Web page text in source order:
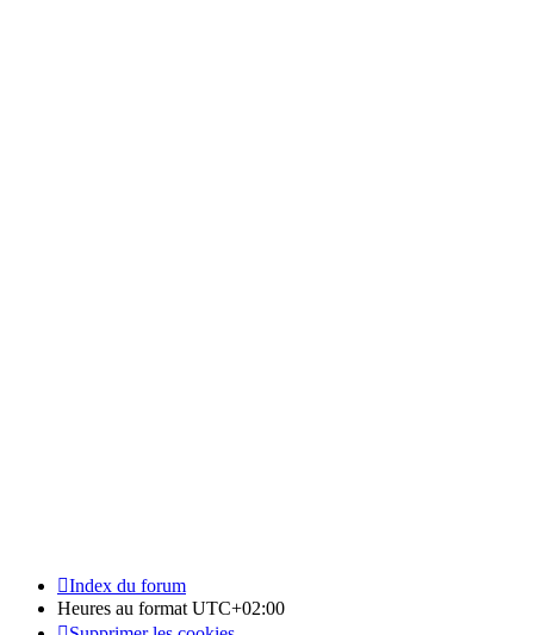
Index du forum
Heures au format UTC+02:00